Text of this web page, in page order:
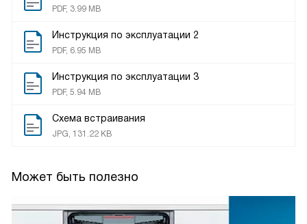
PDF, 3.99 MB
Инструкция по эксплуатации 2
PDF, 6.95 MB
Инструкция по эксплуатации 3
PDF, 5.94 MB
Схема встраивания
JPG, 131.22 KB
Может быть полезно